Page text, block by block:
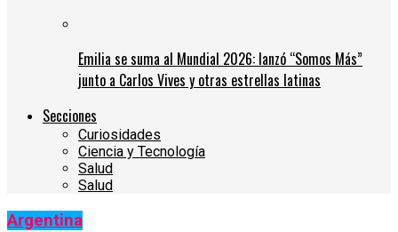
Emilia se suma al Mundial 2026: lanzó “Somos Más”
junto a Carlos Vives y otras estrellas latinas
Secciones
Curiosidades
Ciencia y Tecnología
Salud
Salud
Argentina